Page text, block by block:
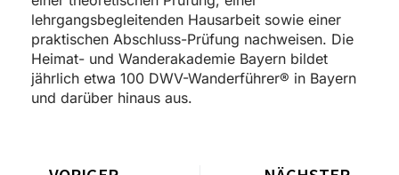
lehrgangsbegleitenden Hausarbeit sowie einer
praktischen Abschluss-Prüfung nachweisen. Die
Heimat- und Wanderakademie Bayern bildet
jährlich etwa 100 DWV-Wanderführer® in Bayern
und darüber hinaus aus.